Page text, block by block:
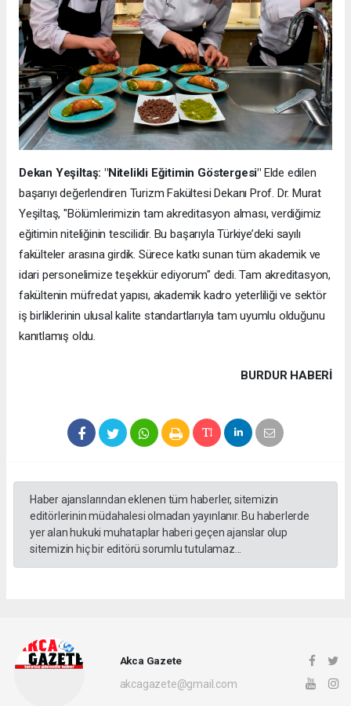
Dekan Yeşiltaş: "Nitelikli Eğitimin Göstergesi"Elde edilen
başarıyı değerlendiren Turizm Fakültesi Dekanı Prof. Dr. Murat
Yeşiltaş, "Bölümlerimizin tam akreditasyon alması, verdiğimiz
eğitimin niteliğinin tescilidir. Bu başarıyla Türkiye’deki sayılı
fakülteler arasına girdik. Sürece katkı sunan tüm akademik ve
idari personelimize teşekkür ediyorum" dedi. Tam akreditasyon,
fakültenin müfredat yapısı, akademik kadro yeterliliği ve sektör
iş birliklerinin ulusal kalite standartlarıyla tam uyumlu olduğunu
kanıtlamış oldu.
BURDUR HABERİ
Haber ajanslarından eklenen tüm haberler, sitemizin
editörlerinin müdahalesi olmadan yayınlanır. Bu haberlerde
yer alan hukuki muhataplar haberi geçen ajanslar olup
sitemizin hiç bir editörü sorumlu tutulamaz...
Akca Gazete
akcagazete@gmail.com